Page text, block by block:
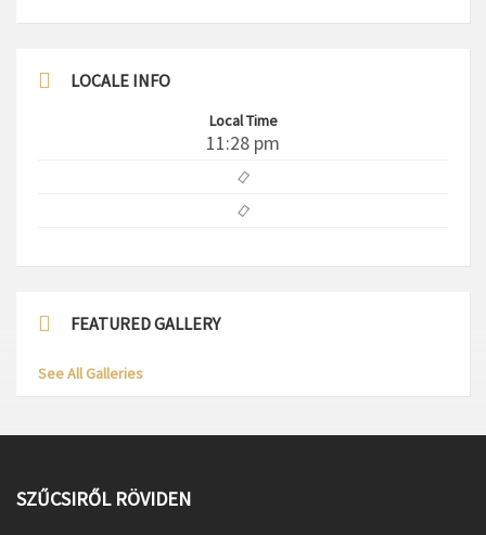
LOCALE INFO
Local Time
11:28 pm
FEATURED GALLERY
See All Galleries
SZŰCSIRŐL RÖVIDEN